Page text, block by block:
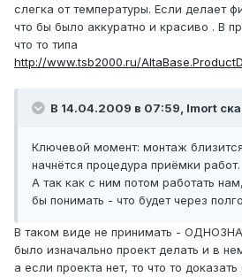
слегка от температуры. Если делает
что бы было аккуратно и красиво . В
что то типа
http://www.tsb2000.ru/
В 14.04.2009 в 07:59, Imort
Ключевой момент: монтаж
начнётся процедура приёмки работ.
А так как с ним потом работать
бы понимать - что будет через
В таком виде не принимать -
было изначально проект делать и в
а если проекта нет, то что то